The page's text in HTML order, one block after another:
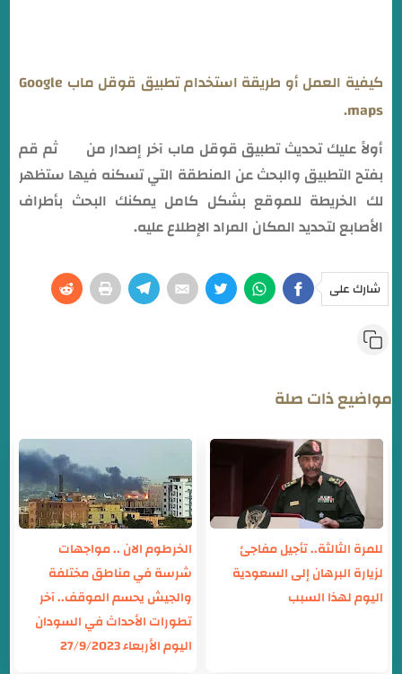
كيفية العمل أو طريقة استخدام تطبيق قوقل ماب Google
maps.
أولاً عليك تحديث تطبيق قوقل ماب آخر إصدار من
ثم قم
بفتح التطبيق والبحث عن المنطقة التي تسكنه فيها ستظهر
لك الخريطة للموقع بشكل كامل يمكنك البحث بأطراف
الأصابع لتحديد المكان المراد الإطلاع عليه.
شارك على
مواضيع ذات صلة
للمرة الثالثة.. تأجيل مفاجئ
لزيارة البرهان إلى السعودية
اليوم لهذا السبب
الخرطوم الان .. مواجهات
شرسة في مناطق مختلفة
والجيش يحسم الموقف.. آخر
تطورات الأحداث في السودان
اليوم الأربعاء 27/9/2023